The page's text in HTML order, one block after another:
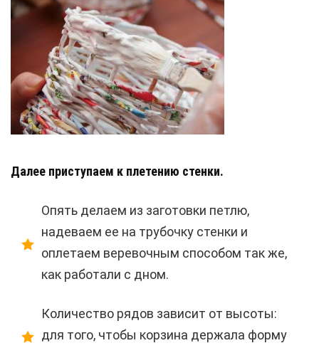
Далее приступаем к плетению стенки.
Опять делаем из заготовки петлю,
надеваем ее на трубочку стенки и
оплетаем веревочным способом так же,
как работали с дном.
Количество рядов зависит от высоты:
для того, чтобы корзина держала форму